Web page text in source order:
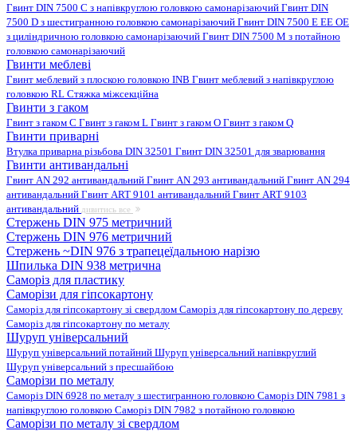
Гвинт DIN 7500 C з напівкруглою головкою самонарізаючий Гвинт DIN
7500 D з шестигранною головкою самонарізаючий Гвинт DIN 7500 E EE OE
з циліндричною головкою самонарізаючий Гвинт DIN 7500 M з потайною
головкою самонарізаючий
Гвинти меблеві
Гвинт меблевий з плоскою головкою INB Гвинт меблевий з напівкруглою
головкою RL Стяжка міжсекційна
Гвинти з гаком
Гвинт з гаком C Гвинт з гаком L Гвинт з гаком O Гвинт з гаком Q
Гвинти приварні
Втулка приварна різьбова DIN 32501 Гвинт DIN 32501 для зварювання
Гвинти антивандальні
Гвинт AN 292 антивандальний Гвинт AN 293 антивандальний Гвинт AN 294
антивандальний Гвинт ART 9101 антивандальний Гвинт ART 9103
антивандальний дивитись все
Стержень DIN 975 метричний
Стержень DIN 976 метричний
Стержень ~DIN 976 з трапецеїдальною нарізю
Шпилька DIN 938 метрична
Саморіз для пластику
Саморізи для гіпсокартону
Саморіз для гіпсокартону зі свердлом Саморіз для гіпсокартону по дереву
Саморіз для гіпсокартону по металу
Шуруп універсальний
Шуруп універсальний потайний Шуруп універсальний напівкруглий
Шуруп універсальний з пресшайбою
Саморізи по металу
Саморіз DIN 6928 по металу з шестигранною головкою Саморіз DIN 7981 з
напівкруглою головкою Саморіз DIN 7982 з потайною головкою
Саморізи по металу зі свердлом